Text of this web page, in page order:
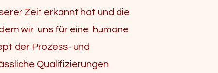
Zeit erkannt hat und die
wir uns für eine humane
der Prozess- und
Qualifizierungen